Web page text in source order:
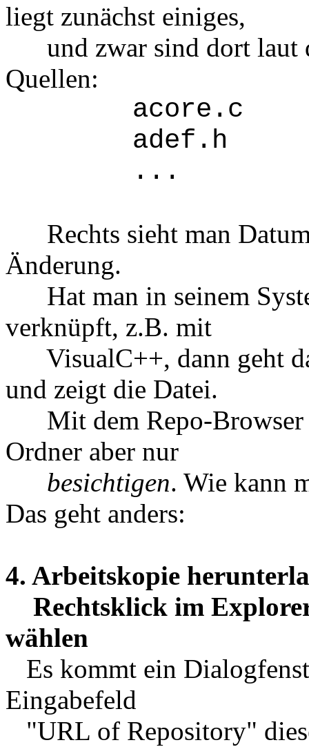
liegt zunächst einiges,
und zwar sind dort laut
Quellen:
acore.c
adef.h
...
Rechts sieht man
Änderung.
Hat man in seinem
verknüpft, z.B. mit
VisualC++, dann geht
und zeigt die Datei.
Mit dem Repo-Browser
Ordner aber nur
besichtigen. Wie kann
Das geht anders:
4. Arbeitskopie
Rechtsklick im
wählen
Es kommt ein
Eingabefeld
"URL of Repository"